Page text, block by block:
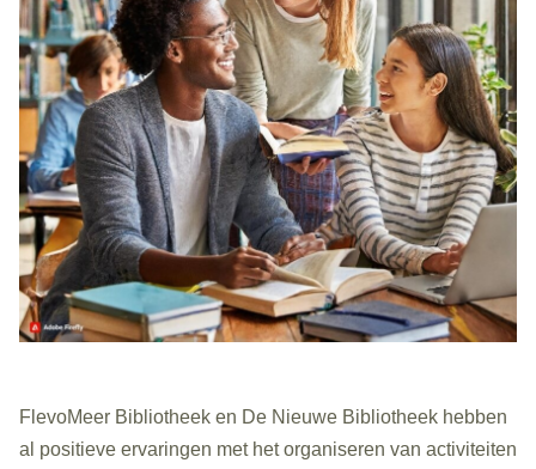
FlevoMeer Bibliotheek en De Nieuwe Bibliotheek hebben
al positieve ervaringen met het organiseren van activiteiten